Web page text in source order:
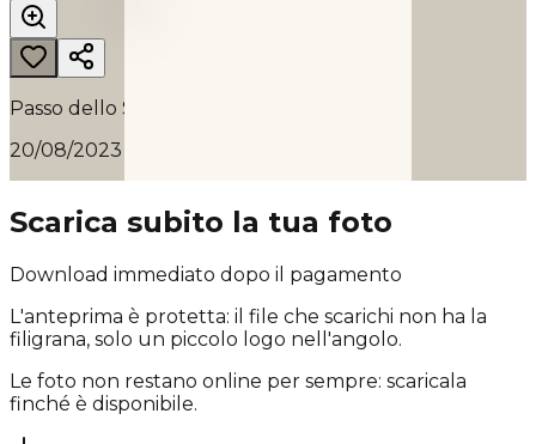
Passo dello Stelvio
20/08/2023 13:53
Scarica subito la tua foto
Download immediato dopo il pagamento
L'anteprima è protetta: il file che scarichi non ha la
filigrana, solo un piccolo logo nell'angolo.
Le foto non restano online per sempre: scaricala
finché è disponibile.